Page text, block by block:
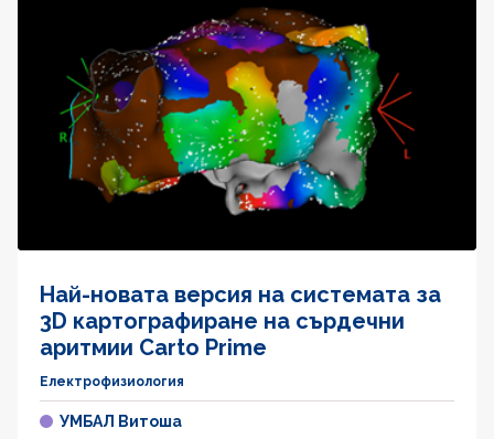
Най-новата версия на системата за
3D картографиране на сърдечни
аритмии Carto Prime
Електрофизиология
УМБАЛ Витоша